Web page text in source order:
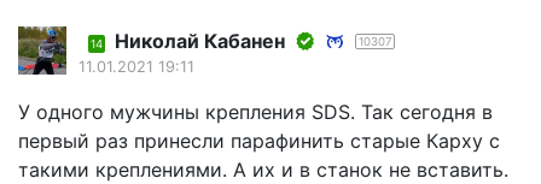
14 Николай Кабанен 10307
11.01.2021 19:11
У одного мужчины крепления SDS. Так сегодня в
первый раз принесли парафинить старые Карху с
такими креплениями. А их и в станок не вставить.